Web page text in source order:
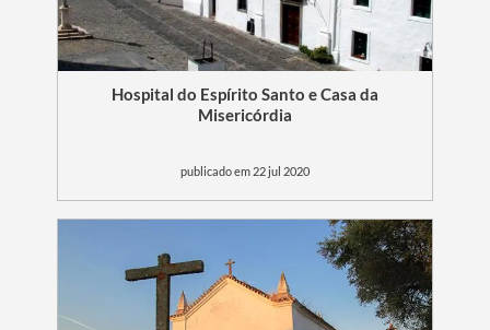
Termo de Pesquisa
Categorias gerais
Hospital do Espírito Santo e Casa da
Misericórdia
publicado em 22 jul 2020